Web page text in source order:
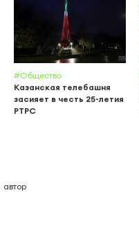
#Общество
Казанская телебашня
засияет в честь 25-летия
РТРС
автор